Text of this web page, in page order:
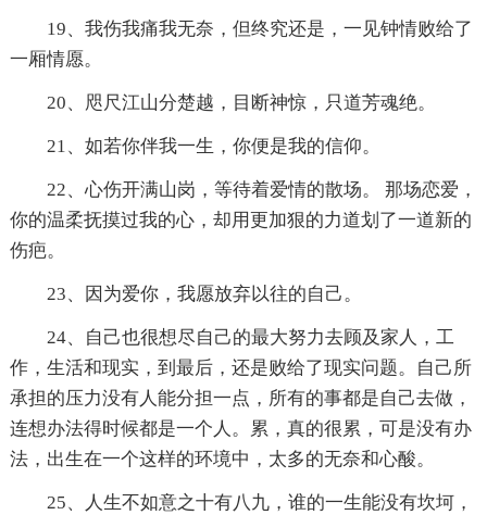
19、我伤我痛我无奈，但终究还是，一见钟情败给了
一厢情愿。
20、咫尺江山分楚越，目断神惊，只道芳魂绝。
21、如若你伴我一生，你便是我的信仰。
22、心伤开满山岗，等待着爱情的散场。 那场恋爱，
你的温柔抚摸过我的心，却用更加狠的力道划了一道新的
伤疤。
23、因为爱你，我愿放弃以往的自己。
24、自己也很想尽自己的最大努力去顾及家人，工
作，生活和现实，到最后，还是败给了现实问题。自己所
承担的压力没有人能分担一点，所有的事都是自己去做，
连想办法得时候都是一个人。累，真的很累，可是没有办
法，出生在一个这样的环境中，太多的无奈和心酸。
25、人生不如意之十有八九，谁的一生能没有坎坷，